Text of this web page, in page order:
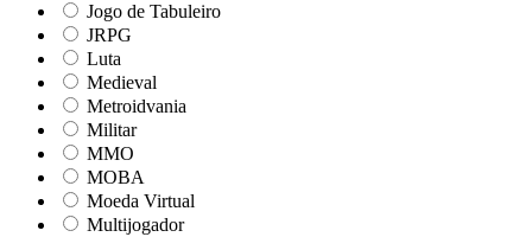
Jogo de Tabuleiro
JRPG
Luta
Medieval
Metroidvania
Militar
MMO
MOBA
Moeda Virtual
Multijogador